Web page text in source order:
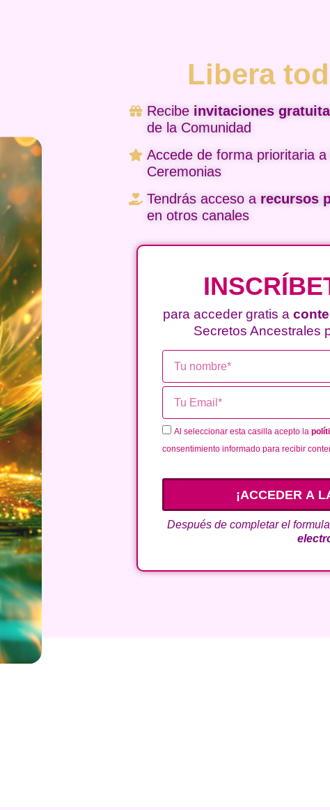
Libera
Recibe invitaciones
de la Comunidad
Accede de forma prioritaria a
Ceremonias
Tendrás acceso a recursos
en otros canales
para acceder gratis a
Secretos Ancestrales
Privacidad
Al seleccionar esta casilla acepto la
consentimiento informado para recibir
¡ACCEDER A
Después de completar el